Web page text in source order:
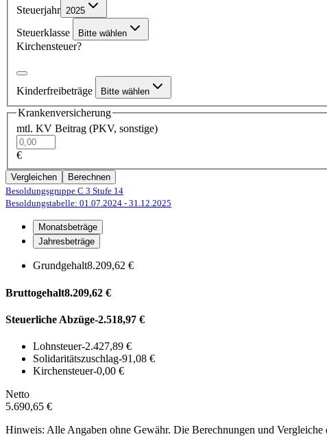
Steuerjahr 2025
Steuerklasse Bitte wählen
Kirchensteuer?
Kinderfreibeträge Bitte wählen
Krankenversicherung
mtl. KV Beitrag (PKV, sonstige)
€
Vergleichen
Berechnen
Besoldungsgruppe C 3 Stufe 14
Besoldungstabelle: 01.07.2024 - 31.12.2025
Monatsbeträge
Jahresbeträge
Grundgehalt8.209,62 €
Bruttogehalt8.209,62 €
Steuerliche Abzüge-2.518,97 €
Lohnsteuer-2.427,89 €
Solidaritätszuschlag-91,08 €
Kirchensteuer-0,00 €
Netto
5.690,65 €
Hinweis: Alle Angaben ohne Gewähr. Die Berechnungen und